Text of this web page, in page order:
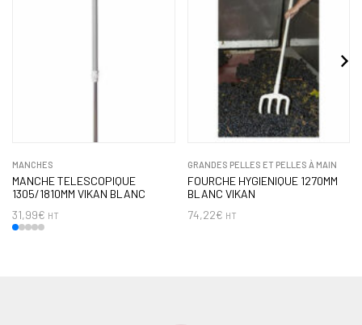
MANCHES
MANCHE TELESCOPIQUE
1305/1810MM VIKAN BLANC
31,99€ HT
GRANDES PELLES ET PELLES À MAIN
FOURCHE HYGIENIQUE 1270MM
BLANC VIKAN
74,22€ HT